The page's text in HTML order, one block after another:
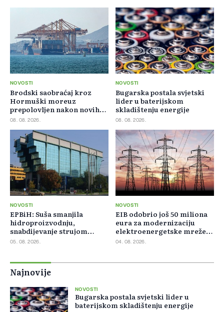
NOVOSTI
Brodski saobraćaj kroz
Hormuški moreuz
prepolovljen nakon novih
blokada
08. 08. 2026.
NOVOSTI
Bugarska postala svjetski
lider u baterijskom
skladištenju energije
08. 08. 2026.
NOVOSTI
EPBiH: Suša smanjila
hidroproizvodnju,
snabdijevanje strujom
ostaje stabilno
05. 08. 2026.
NOVOSTI
EIB odobrio još 50 miliona
eura za modernizaciju
elektroenergetske mreže
Slovačke
04. 08. 2026.
Najnovije
NOVOSTI
Bugarska postala svjetski lider u
baterijskom skladištenju energije